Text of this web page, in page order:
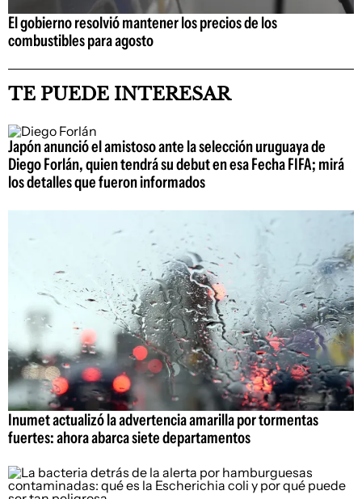
El gobierno resolvió mantener los precios de los
combustibles para agosto
TE PUEDE INTERESAR
Japón anunció el amistoso ante la selección uruguaya de
Diego Forlán, quien tendrá su debut en esa Fecha FIFA; mirá
los detalles que fueron informados
Inumet actualizó la advertencia amarilla por tormentas
fuertes: ahora abarca siete departamentos